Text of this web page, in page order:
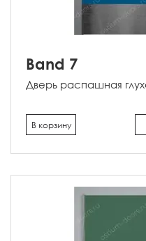
Band 7
Дверь распашная
В корзину